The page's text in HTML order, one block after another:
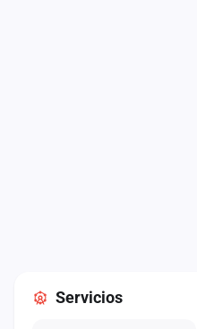
Servicios